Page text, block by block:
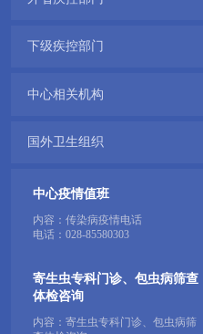
下级疾控部门
中心相关机构
国外卫生组织
中心疫情值班
内容：传染病疫情电话
电话： 028-85580303
寄生虫专科门诊、包虫病筛查
体检咨询
内容：寄生虫专科门诊、包虫病筛